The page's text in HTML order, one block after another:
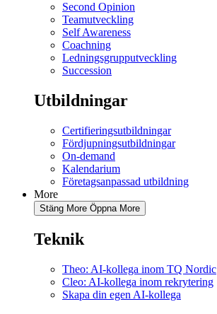
Second Opinion
Teamutveckling
Self Awareness
Coachning
Ledningsgrupputveckling
Succession
Utbildningar
Certifieringsutbildningar
Fördjupningsutbildningar
On-demand
Kalendarium
Företagsanpassad utbildning
More
Stäng More Öppna More
Teknik
Theo: AI-kollega inom TQ Nordic
Cleo: AI-kollega inom rekrytering
Skapa din egen AI-kollega